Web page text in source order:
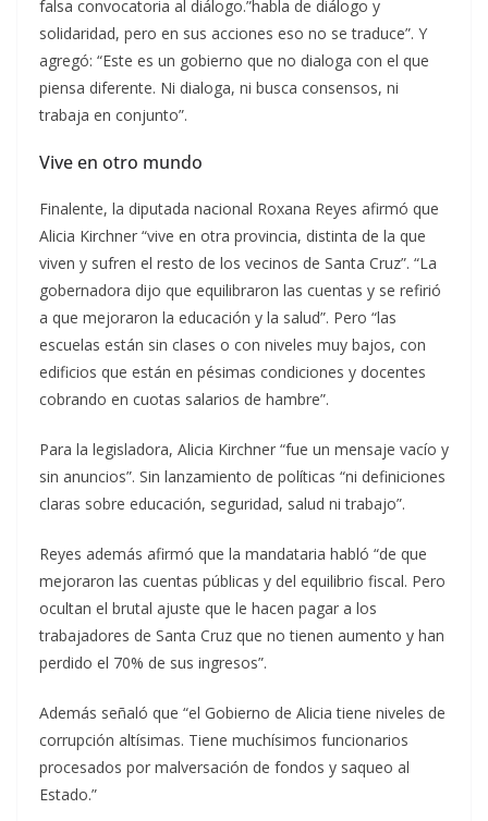
falsa convocatoria al diálogo.”habla de diálogo y
solidaridad, pero en sus acciones eso no se traduce”. Y
agregó: “Este es un gobierno que no dialoga con el que
piensa diferente. Ni dialoga, ni busca consensos, ni
trabaja en conjunto”.
Vive en otro mundo
Finalente, la diputada nacional Roxana Reyes afirmó que
Alicia Kirchner “vive en otra provincia, distinta de la que
viven y sufren el resto de los vecinos de Santa Cruz”. “La
gobernadora dijo que equilibraron las cuentas y se refirió
a que mejoraron la educación y la salud”. Pero “las
escuelas están sin clases o con niveles muy bajos, con
edificios que están en pésimas condiciones y docentes
cobrando en cuotas salarios de hambre”.
Para la legisladora, Alicia Kirchner “fue un mensaje vacío y
sin anuncios”. Sin lanzamiento de políticas “ni definiciones
claras sobre educación, seguridad, salud ni trabajo”.
Reyes además afirmó que la mandataria habló “de que
mejoraron las cuentas públicas y del equilibrio fiscal. Pero
ocultan el brutal ajuste que le hacen pagar a los
trabajadores de Santa Cruz que no tienen aumento y han
perdido el 70% de sus ingresos”.
Además señaló que “el Gobierno de Alicia tiene niveles de
corrupción altísimas. Tiene muchísimos funcionarios
procesados por malversación de fondos y saqueo al
Estado.”